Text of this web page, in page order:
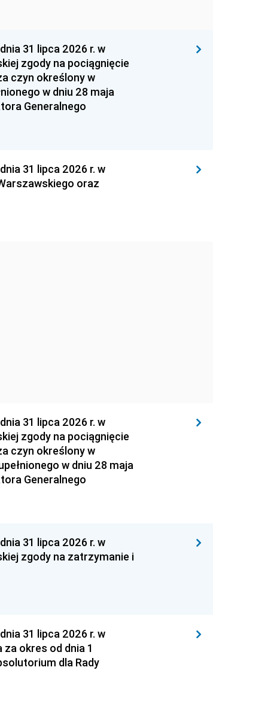
31 lipca 2026 r. w
zgody na pociągnięcie
czyn określony w
w dniu 28 maja
Generalnego
31 lipca 2026 r. w
oraz
31 lipca 2026 r. w
zgody na pociągnięcie
czyn określony w
w dniu 28 maja
Generalnego
31 lipca 2026 r. w
zgody na zatrzymanie i
31 lipca 2026 r. w
okres od dnia 1
dla Rady